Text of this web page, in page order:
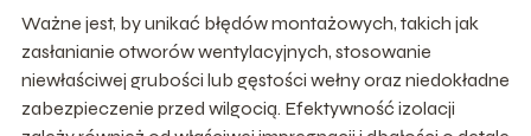
Ważne jest, by unikać błędów montażowych, takich jak
zasłanianie otworów wentylacyjnych, stosowanie
niewłaściwej grubości lub gęstości wełny oraz niedokładne
zabezpieczenie przed wilgocią. Efektywność izolacji